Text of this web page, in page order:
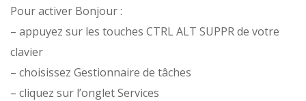
Pour activer Bonjour :
– appuyez sur les touches CTRL ALT SUPPR de votre
clavier
– choisissez Gestionnaire de tâches
– cliquez sur l’onglet Services